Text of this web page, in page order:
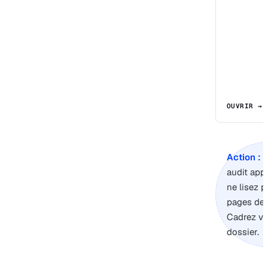
OUVRIR →
Action :
audit
ne lisez
pages de
Cadrez
dossier.